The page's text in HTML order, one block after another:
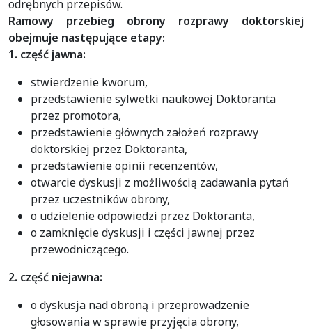
odrębnych przepisów.
Ramowy przebieg obrony rozprawy doktorskiej
obejmuje następujące etapy:
1. część jawna:
stwierdzenie kworum,
przedstawienie sylwetki naukowej Doktoranta
przez promotora,
przedstawienie głównych założeń rozprawy
doktorskiej przez Doktoranta,
przedstawienie opinii recenzentów,
otwarcie dyskusji z możliwością zadawania pytań
przez uczestników obrony,
o udzielenie odpowiedzi przez Doktoranta,
o zamknięcie dyskusji i części jawnej przez
przewodniczącego.
2. część niejawna:
o dyskusja nad obroną i przeprowadzenie
głosowania w sprawie przyjęcia obrony,